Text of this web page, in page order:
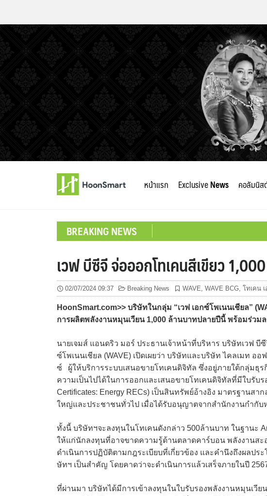
หน้าแรก ExclusiveNews คอลัมนิส
BREAKING NEWS
เวฟ บีซีจี จ่อออกโทเคนสีเขียว
02/07/2024 09:37 Breaking News WAVE, WAVE BCG, โทเคน
HoonSmart.com>> บริษัทในกลุ่ม “เวฟ เอกซ์โพเนนเชียล”
การผลิตพลังงานหมุนเวียน 1,000 ล้านบาทปลายปีนี้ พร้อมร่วม
นายเจมส์ แอนดริว มอร์ ประธานเจ้าหน้าที่บริหาร บริษัทเวฟ บี
ซ์โพเนนเชียล (WAVE) เปิดเผยว่า บริษัทและบริษัท ไคลเมท อ
ซ์ ผู้ให้บริการระบบเสนอขายโทเคนดิจิทัล ซึ่งอยู่ภายใต้กลุ่มธุร
ความเป็นไปได้ในการออกและเสนอขายโทเคนดิจิทัลที่มีใบรับ
Certificates: Energy RECs) เป็นสินทรัพย์อ้างอิง มาตรฐานส
ใหญ่และประชาชนทั่วไป เมื่อได้รับอนุญาตจากสำนักงานกำกั
ทั้งนี้ บริษัทฯจะลงทุนในโทเคนดังกล่าว 500ล้านบาท ในฐานะ
ให้แก่นักลงทุนที่อาจขาดความรู้ด้านตลาดคาร์บอน พลังงานสะ
ดำเนินการปฏิบัติตามกฎระเบียบที่เกี่ยวข้อง และคำนึงถึงผลป
ษัทฯ เป็นสำคัญ โดยคาดว่าจะดำเนินการแล้วเสร็จภายในปี
ที่ผ่านมา บริษัทได้มีการเข้าลงทุนในใบรับรองพลังงานหมุนเวีย